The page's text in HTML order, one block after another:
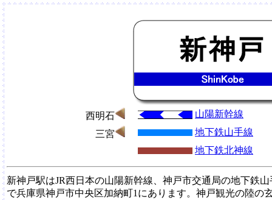
西明石
山陽新幹線
三宮
地下鉄山手線
地下鉄北神線
新神戸駅はJR西日本の山陽新幹線、神戸市交通局の地下鉄
で兵庫県神戸市中央区加納町1にあります。神戸観光の陸の